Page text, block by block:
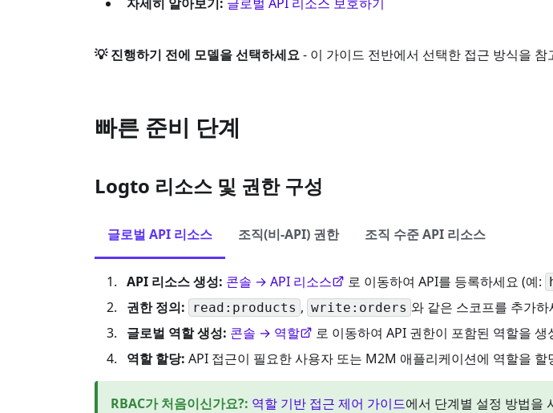
💡 진행하기 전에 모델을 선택하세요- 이 가이드 전반에서 선택한 접근 방식을 참
빠른 준비 단계
Logto 리소스 및 권한 구성
글로벌 API 리소스 조직(비-API) 권한 조직 수준 API 리소스
API 리소스 생성: 콘솔 → API 리소스 로 이동하여 API를 등록하세요 (예:
권한 정의:
read:products , write:orders 와 같은 스코프를 추가하
글로벌 역할 생성: 콘솔 → 역할 로 이동하여 API 권한이 포함된 역할을 생
역할 할당: API 접근이 필요한 사용자 또는 M2M 애플리케이션에 역할을 할
RBAC가 처음이신가요?: 역할 기반 접근 제어 가이드에서 단계별 설정 방법을